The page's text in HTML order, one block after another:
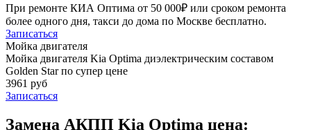
При ремонте КИА Оптима от 50 000₽ или сроком ремонта
более одного дня, такси до дома по Москве бесплатно.
Записаться
Мойка двигателя
Мойка двигателя Kia Optima диэлектрическим составом
Golden Star по супер цене
3961 руб
Записаться
Замена АКПП Kia Optima цена: